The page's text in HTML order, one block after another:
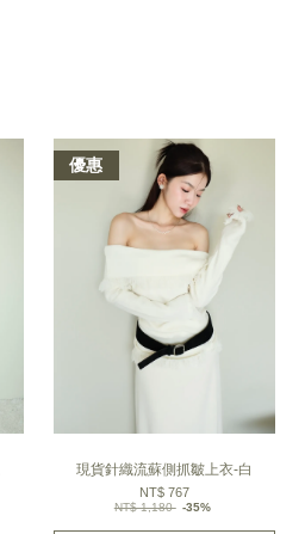
優惠
現貨針織流蘇側抓皺上衣-白
NT$ 767
NT$ 1,180 -35%